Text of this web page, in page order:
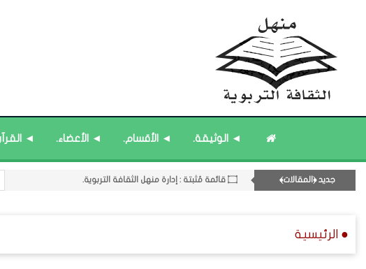
◄ الوثيقة. ◄ الأقسام. ◄ الأعضاء. ◄
جديد ﴿المقالات﴾
۝ ﴿القوائم - المشاركات﴾ المُحدَّثة.
۝ قائمة مُثبتة : مشرف منهل الثقافة التربوية.
11- القسم الحادي عشر : ﴿اللقاءات الشخصية - الثقافة المتسلسلة﴾.
۝ قائمة مُثبتة : إدارة منهل الثقافة التربوية.
● الرئيسية